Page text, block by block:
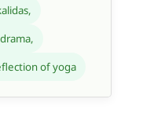
drama,
of yoga